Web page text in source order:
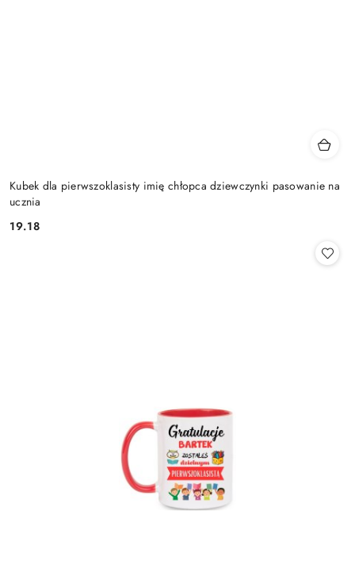
Kubek dla pierwszoklasisty imię chłopca dziewczynki pasowanie na
ucznia
Cena:
19.18